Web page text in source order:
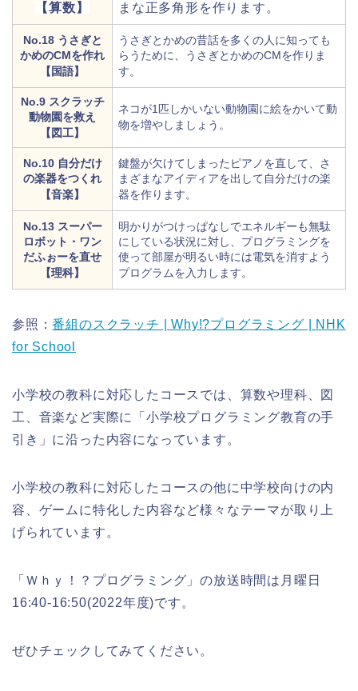
【算数】
まな正多角形を作ります。
No.18 うさぎと
かめのCMを作れ
【国語】
うさぎとかめの昔話を多くの人に知っても
らうために、うさぎとかめのCMを作りま
す。
No.9 スクラッチ
動物園を救え
【図工】
ネコが1匹しかいない動物園に絵をかいて動
物を増やしましょう。
No.10 自分だけ
の楽器をつくれ
【音楽】
鍵盤が欠けてしまったピアノを直して、さ
まざまなアイディアを出して自分だけの楽
器を作ります。
No.13 スーパー
ロボット・ワン
だふぉーを直せ
【理科】
明かりがつけっぱなしでエネルギーも無駄
にしている状況に対し、プログラミングを
使って部屋が明るい時には電気を消すよう
プログラムを入力します。
参照：番組のスクラッチ | Why!?プログラミング | NHK
for School
小学校の教科に対応したコースでは、算数や理科、図
工、音楽など実際に「小学校プログラミング教育の手
引き」に沿った内容になっています。
小学校の教科に対応したコースの他に中学校向けの内
容、ゲームに特化した内容など様々なテーマが取り上
げられています。
「Ｗｈｙ！？プログラミング」の放送時間は月曜日
16:40-16:50(2022年度)です。
ぜひチェックしてみてください。